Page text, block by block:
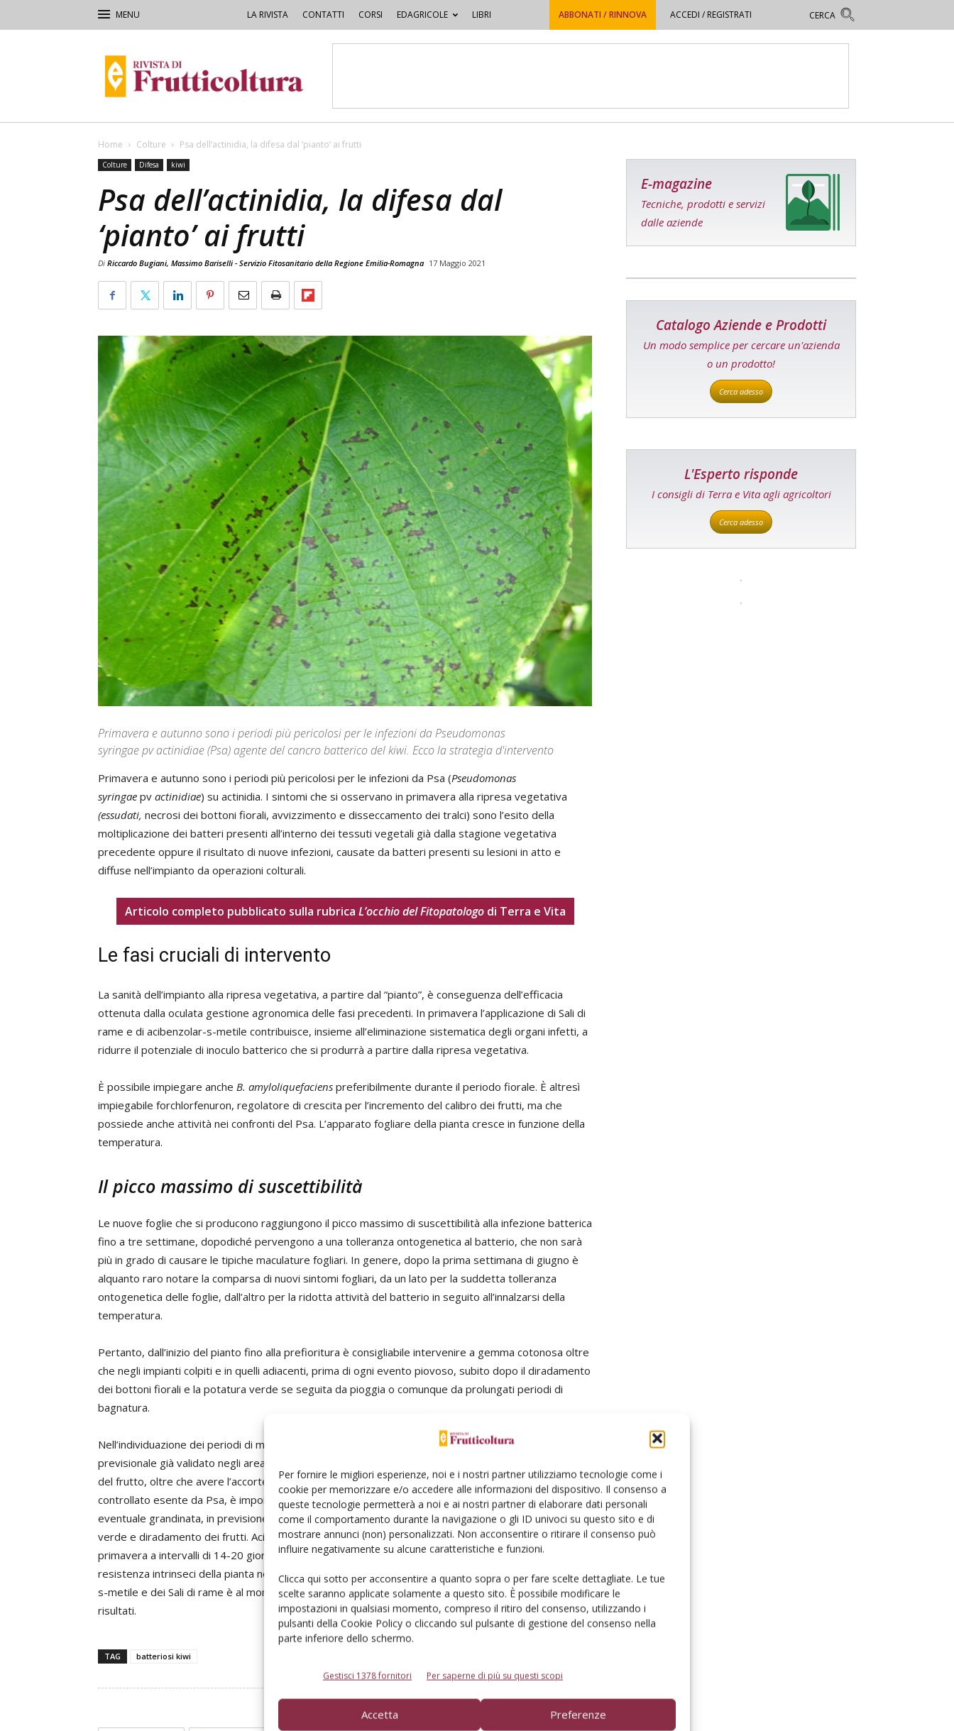
Per fornire le migliori esperienze, noi e i nostri partner utilizziamo tecnologie come i
cookie per memorizzare e/o accedere alle informazioni del dispositivo. Il consenso a
queste tecnologie permetterà a noi e ai nostri partner di elaborare dati personali
come il comportamento durante la navigazione o gli ID univoci su questo sito e di
mostrare annunci (non) personalizzati. Non acconsentire o ritirare il consenso può
influire negativamente su alcune caratteristiche e funzioni.
Clicca qui sotto per acconsentire a quanto sopra o per fare scelte dettagliate. Le tue
scelte saranno applicate solamente a questo sito. È possibile modificare le
impostazioni in qualsiasi momento, compreso il ritiro del consenso, utilizzando i
pulsanti della Cookie Policy o cliccando sul pulsante di gestione del consenso nella
parte inferiore dello schermo.
Gestisci 1378 fornitori Per saperne di più su questi scopi
Accetta Preferenze
LA RIVISTA CONTATTI CORSI EDAGRICOLE LIBRI ABBONATI / RINNOVA ACCEDI / REGISTRATI
di
Frutticoltura
Home Colture Psa dell’actinidia, la difesa dal ‘pianto’ ai frutti
Colture Difesa kiwi
Psa dell’actinidia, la difesa dal
‘pianto’ ai frutti
Di Riccardo Bugiani, Massimo Bariselli - Servizio Fitosanitario della Regione Emilia-Romagna 17 Maggio 2021
Primavera e autunno sono i periodi più pericolosi per le infezioni da Pseudomonas
syringae pv actinidiae (Psa) agente del cancro batterico del kiwi. Ecco la strategia d'intervento
Primavera e autunno sono i periodi più pericolosi per le infezioni da Psa (Pseudomonas
syringae pv actinidiae) su actinidia. I sintomi che si osservano in primavera alla ripresa vegetativa
(essudati, necrosi dei bottoni fiorali, avvizzimento e disseccamento dei tralci) sono l’esito della
moltiplicazione dei batteri presenti all’interno dei tessuti vegetali già dalla stagione vegetativa
precedente oppure il risultato di nuove infezioni, causate da batteri presenti su lesioni in atto e
diffuse nell’impianto da operazioni colturali.
Articolo completo pubblicato sulla rubrica L’occhio del Fitopatologodi Terra e Vita
Le fasi cruciali di intervento
La sanità dell’impianto alla ripresa vegetativa, a partire dal “pianto”, è conseguenza dell’efficacia
ottenuta dalla oculata gestione agronomica delle fasi precedenti. In primavera l’applicazione di Sali di
rame e di acibenzolar-s-metile contribuisce, insieme all’eliminazione sistematica degli organi infetti, a
ridurre il potenziale di inoculo batterico che si produrrà a partire dalla ripresa vegetativa.
È possibile impiegare anche B. amyloliquefaciens preferibilmente durante il periodo fiorale. È altresì
impiegabile forchlorfenuron, regolatore di crescita per l’incremento del calibro dei frutti, ma che
possiede anche attività nei confronti del Psa. L’apparato fogliare della pianta cresce in funzione della
temperatura.
Il picco massimo di suscettibilità
Le nuove foglie che si producono raggiungono il picco massimo di suscettibilità alla infezione batterica
fino a tre settimane, dopodiché pervengono a una tolleranza ontogenetica al batterio, che non sarà
più in grado di causare le tipiche maculature fogliari. In genere, dopo la prima settimana di giugno è
alquanto raro notare la comparsa di nuovi sintomi fogliari, da un lato per la suddetta tolleranza
ontogenetica delle foglie, dall’altro per la ridotta attività del batterio in seguito all’innalzarsi della
temperatura.
Pertanto, dall’inizio del pianto fino alla prefioritura è consigliabile intervenire a gemma cotonosa oltre
che negli impianti colpiti e in quelli adiacenti, prima di ogni evento piovoso, subito dopo il diradamento
dei bottoni fiorali e la potatura verde se seguita da pioggia o comunque da prolungati periodi di
bagnatura.
Nell’individuazione dei periodi di maggiore rischio può essere utile l’applicazione di un modello
previsionale già validato negli areali di coltivazione del nord Italia. Da inizio fioritura a ingrossamento
del frutto, oltre che avere l’accortezza, per l’impollinazione, di impiegare polline appositamente
controllato esente da Psa, è importante intervenire tempestivamente con Sali di rame dopo una
eventuale grandinata, in previsione di pioggia e, ancora, dopo le predette operazioni di potatura
verde e diradamento dei frutti. Acibenzolar-s-metile va applicato dalla ripresa vegetativa e durante la
primavera a intervalli di 14-20 giorni. Il prodotto svolge una azione di induzione dei meccanismi di
resistenza intrinseci della pianta nei confronti delle infezioni batteriche. L’abbinamento di acibenzolar-
s-metile e dei Sali di rame è al momento la strategia di difesa che ha fornito i migliori e più costanti
risultati.
TAG batteriosi kiwi
E-magazine
Tecniche, prodotti e servizi
dalle aziende
Catalogo Aziende e Prodotti
Un modo semplice per cercare un'azienda
o un prodotto!
Cerca adesso
L'Esperto risponde
I consigli di Terra e Vita agli agricoltori
Cerca adesso